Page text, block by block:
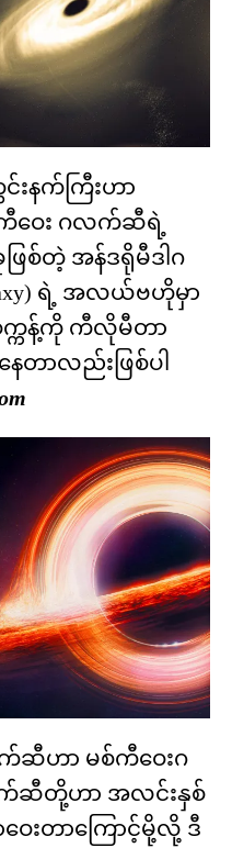
နက်ကြီးဟာ
စ်ကီဝေး ဂလက်ဆီရဲ့
ြစ်တဲ့ အန်ဒရိုမီဒါဂ
ရဲ့ အလယ်ဗဟိုမှာ
စက္ကန့်ကို ကီလိုမီတာ
ေတာလည်းဖြစ်ပါ
ဆီဟာ မစ်ကီဝေးဂ
ဆီတို့ဟာ အလင်းနှစ်
ဝေးတာကြောင့်မို့လို့ ဒီ